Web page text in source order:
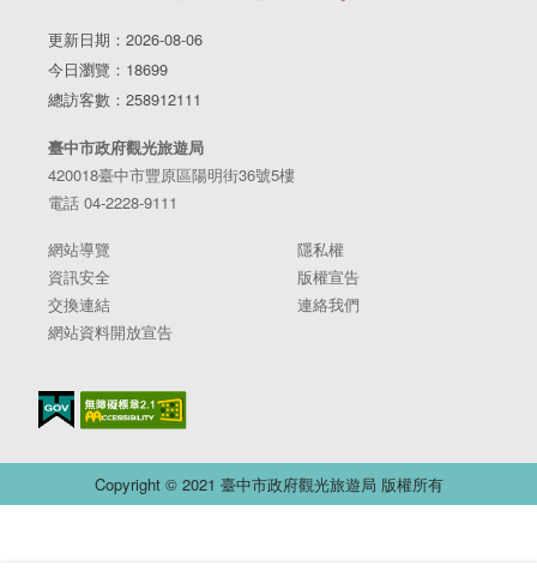
更新日期：2026-08-06
今日瀏覽：18699
總訪客數：258912111
臺中市政府觀光旅遊局
420018臺中市豐原區陽明街36號5樓
電話 04-2228-9111
網站導覽
隱私權
資訊安全
版權宣告
交換連結
連絡我們
網站資料開放宣告
Copyright © 2021 臺中市政府觀光旅遊局 版權所有